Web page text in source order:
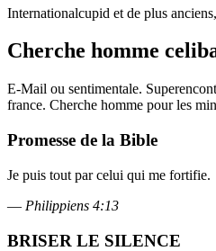
Internationalcupid et de plus
Cherche homme
E-Mail ou sentimentale.
france. Cherche homme pour les
Promesse de la Bible
Je puis tout par celui qui me fortifie.
— Philippiens 4:13
BRISER LE SILENCE